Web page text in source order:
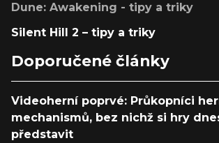
Dune: Awakening - tipy a triky
Silent Hill 2 – tipy a triky
Doporučené články
Videoherní poprvé: Průkopníci
mechanismů, bez nichž si hry
představit